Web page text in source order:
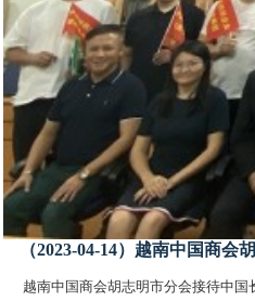
（2023-04-14）越南中国商
越南中国商会胡志明市分会接待中